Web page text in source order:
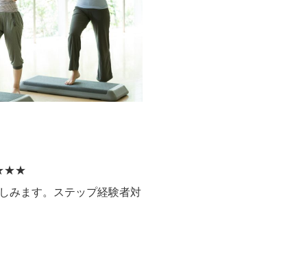
みます。ステップ経験者対